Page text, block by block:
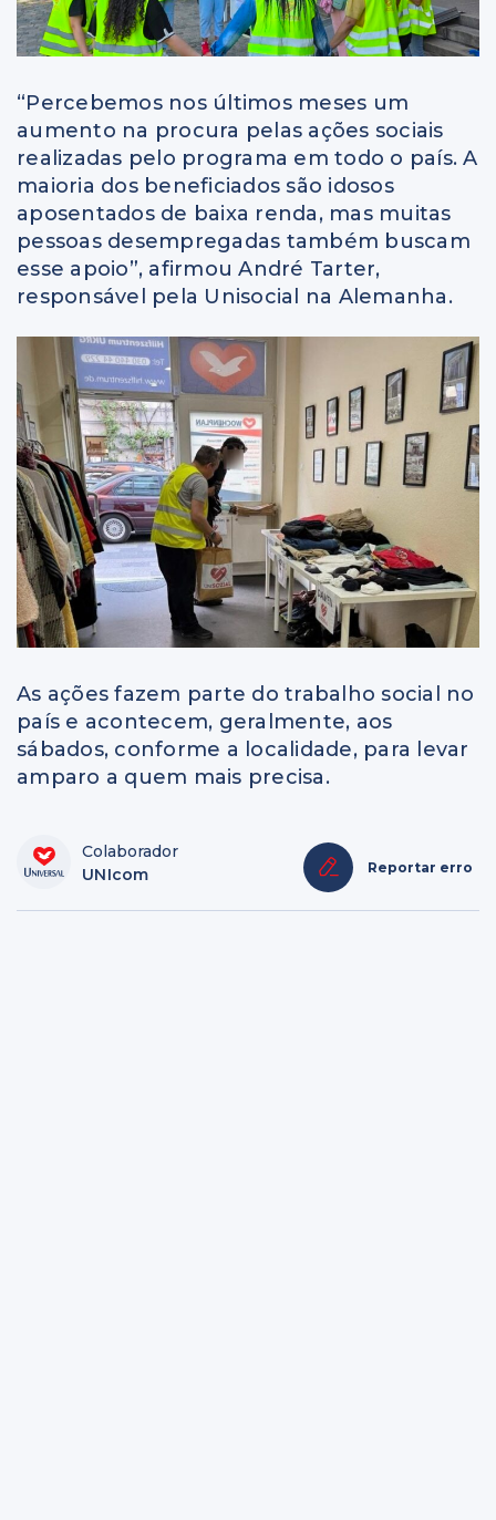
“Percebemos nos últimos meses um
aumento na procura pelas ações sociais
realizadas pelo programa em todo o país. A
maioria dos beneficiados são idosos
aposentados de baixa renda, mas muitas
pessoas desempregadas também buscam
esse apoio”, afirmou André Tarter,
responsável pela Unisocial na Alemanha.
As ações fazem parte do trabalho social no
país e acontecem, geralmente, aos
sábados, conforme a localidade, para levar
amparo a quem mais precisa.
Colaborador
UNIcom
Reportar erro